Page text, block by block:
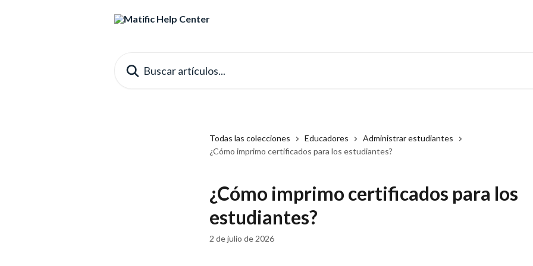
Todas las colecciones Educadores
Administrar estudiantes
¿Cómo imprimo certificados para los estudiantes?
¿Cómo imprimo certificados para los
estudiantes?
2 de julio de 2026